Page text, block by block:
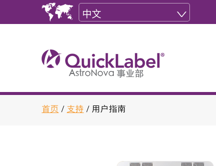
中文
首页 / 支持 / 用户指南